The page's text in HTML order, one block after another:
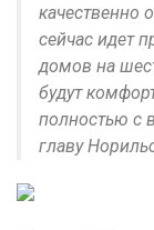
качественно
сейчас идет
домов на
будут
полностью с
главу